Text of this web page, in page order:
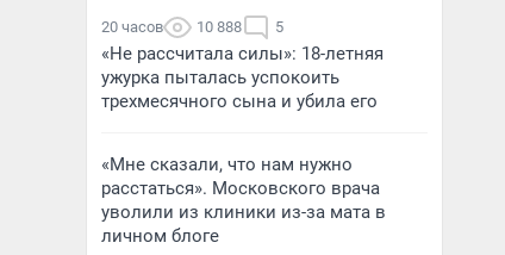
20 часов 10 888 5
«Не рассчитала силы»: 18-летняя
ужурка пыталась успокоить
трехмесячного сына и убила его
«Мне сказали, что нам нужно
расстаться». Московского врача
уволили из клиники из-за мата в
личном блоге